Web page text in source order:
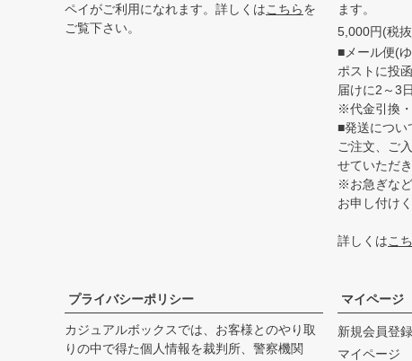
ペイがご利用になれます。詳しくはこちらを
ご覧下さい。
ます。
5,000円(税
■メール便(
ポストに投
届けに2～3
※代金引換
■発送につい
ご注文、ご
せていただき
※お急ぎな
お申し付け
詳しくはこ
プライバシーポリシー
カジュアルボックスでは、お客様とのやり取
りの中で得た個人情報を裁判所、警察機関
マイページ
新規会員登録
マイページ